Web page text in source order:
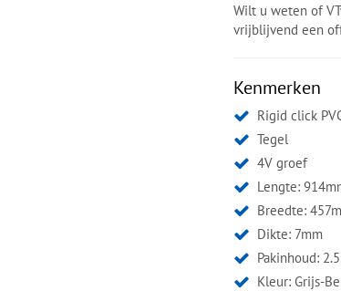
Wilt u weten of
vrijblijvend een
Kenmerken
Rigid click
Tegel
4V groef
Lengte:
Breedte:
Dikte: 7mm
Pakinhoud:
Kleur:Grijs-